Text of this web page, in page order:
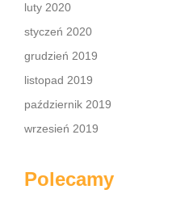
luty 2020
styczeń 2020
grudzień 2019
listopad 2019
październik 2019
wrzesień 2019
Polecamy